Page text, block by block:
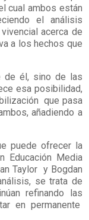
cual ambos están
el análisis
acerca de
a los hechos que
de él, sino de las
esa posibilidad,
que pasa
añadiendo a
puede ofrecer la
Educación Media
Taylor y Bogdan
se trata de
refinando las
en permanente